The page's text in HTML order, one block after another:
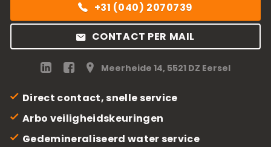
+31 (040) 2070739
CONTACT PER MAIL
Meerheide 14, 5521 DZ Eersel
Direct contact, snelle service
Arbo veiligheidskeuringen
Gedemineraliseerd water service